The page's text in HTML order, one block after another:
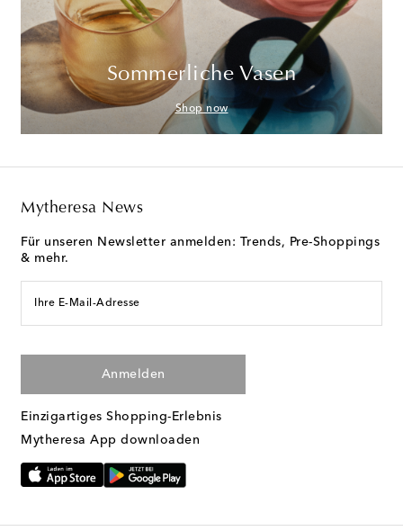
Sommerliche Vasen
Shop now
Mytheresa News
Für unseren Newsletter anmelden: Trends, Pre-Shoppings
& mehr.
Ihre E-Mail-Adresse
Anmelden
Einzigartiges Shopping-Erlebnis
Mytheresa App downloaden